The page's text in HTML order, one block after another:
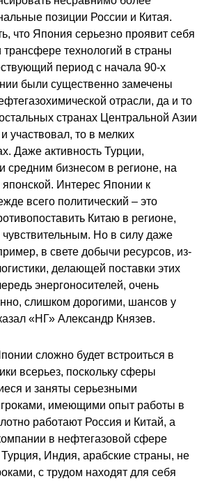
позиции России и Китая.
что Япония серьезно проявит себя
технологий в страны
период с начала 90-х
были существенно замечены
отрасли, да и то
странах Центральной Азии
участвовал, то в мелких
Даже активность Турции,
средним бизнесом в регионе, на
Интерес Японии к
всего политический – это
Китаю в регионе,
Но в силу даже
в свете добычи ресурсов, из-
делающей поставки этих
энергоносителей, очень
слишком дорогими, шансов у
«НГ» Александр Князев.
сложно будет встроиться в
всерьез, поскольку сферы
и заняты серьезными
имеющими опыт работы в
работают Россия и Китай, а
в нефтегазовой сфере
Индия, арабские страны, не
с трудом находят для себя